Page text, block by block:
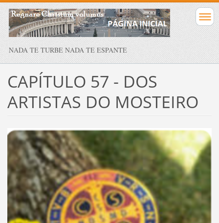
NADA TE TURBE NADA TE ESPANTE
CAPÍTULO 57 - DOS
ARTISTAS DO MOSTEIRO